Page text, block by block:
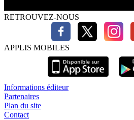
RETROUVEZ-NOUS
APPLIS MOBILES
Informations éditeur
Partenaires
Plan du site
Contact